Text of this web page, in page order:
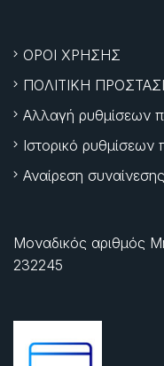
ΟΡΟΙ ΧΡΗΣΗΣ
ΠΟΛΙΤΙΚΗ
Αλλαγή ρυθμίσεων
Ιστορικό
Αναίρεση
Μοναδικός αριθμός
232245